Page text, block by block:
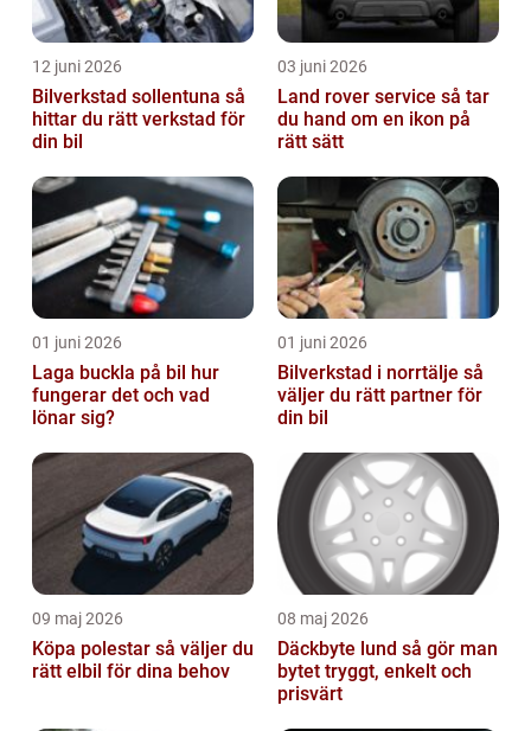
12 juni 2026
Bilverkstad sollentuna så
hittar du rätt verkstad för
din bil
03 juni 2026
Land rover service så tar
du hand om en ikon på
rätt sätt
01 juni 2026
Laga buckla på bil hur
fungerar det och vad
lönar sig?
01 juni 2026
Bilverkstad i norrtälje så
väljer du rätt partner för
din bil
09 maj 2026
Köpa polestar så väljer du
rätt elbil för dina behov
08 maj 2026
Däckbyte lund så gör man
bytet tryggt, enkelt och
prisvärt